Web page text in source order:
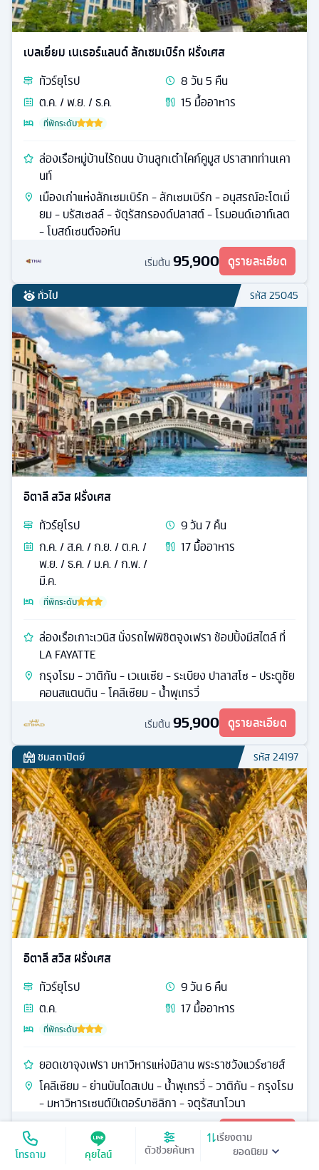
โทรถาม คุยไลน์ ตัวช่วยค้นหา
เรียงตาม
เบลเยี่ยม เนเธอร์แลนด์ ลักเซมเบิร์ก ฝรั่งเศส
ทัวร์ยุโรป 8วัน5 คืน
ต.ค. / พ.ย. / ธ.ค.
15 มื้ออาหาร
ที่พักระดับ
ล่องเรือหมู่บ้านไร้ถนน บ้านลูกเต๋าไคก์คูมูส ปราสาทท่านเคา
นท์
เมืองเก่าแห่งลักเซมเบิร์ก - ลักเซมเบิร์ก - อนุสรณ์อะโตเมี่
ยม - บรัสเซลล์ - จัตุรัสกรองด์ปลาสต์ - โรมอนด์เอาท์เลต
- โบสถ์เซนต์จอห์น
เริ่มต้น 95,900 ดูรายละเอียด
ทั่วไป รหัส25045
อิตาลี สวิส ฝรั่งเศส
ทัวร์ยุโรป 9วัน7คืน
ก.ค. / ส.ค. / ก.ย. / ต.ค. /
พ.ย. / ธ.ค. / ม.ค. / ก.พ. /
มี.ค.
17มื้ออาหาร
ที่พักระดับ
ล่องเรือเกาะเวนิส นั่งรถไฟพิชิตจุงเฟรา ช้อปปิ้งมีสไตล์ ที่
LA FAYATTE
กรุงโรม - วาติกัน - เวเนเซีย - ระเบียง ปาลาสโซ - ประตูชัย
คอนสแตนติน - โคลีเซียม - น้ำพุเทรวี่
เริ่มต้น 95,900 ดูรายละเอียด
ชมสถาปัตย์ รหัส24197
อิตาลี สวิส ฝรั่งเศส
ทัวร์ยุโรป 9วัน6คืน
ต.ค.
17มื้ออาหาร
ที่พักระดับ
ยอดเขาจุงเฟรา มหาวิหารแห่งมิลาน พระราชวังแวร์ซายส์
โคลีเซียม - ย่านบันไดสเปน - น้ำพุเทรวี่ - วาติกัน - กรุงโรม
- มหาวิหารเซนต์ปีเตอร์บาซิลิกา - จตุรัสนาโวนา
เริ่มต้น95,990 ดูรายละเอียด